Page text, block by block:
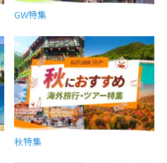
GW特集
秋特集